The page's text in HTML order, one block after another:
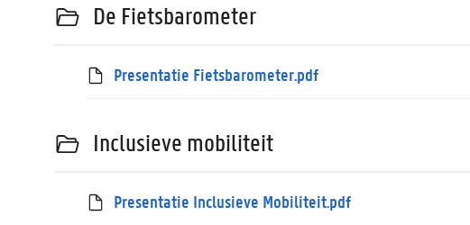
De Fietsbarometer
Presentatie Fietsbarometer.pdf
Inclusieve mobiliteit
Presentatie Inclusieve Mobiliteit.pdf